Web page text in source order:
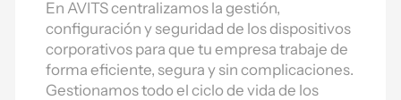
En AVITS centralizamos la gestión,
configuración y seguridad de los dispositivos
corporativos para que tu empresa trabaje de
forma eficiente, segura y sin complicaciones.
Gestionamos todo el ciclo de vida de los